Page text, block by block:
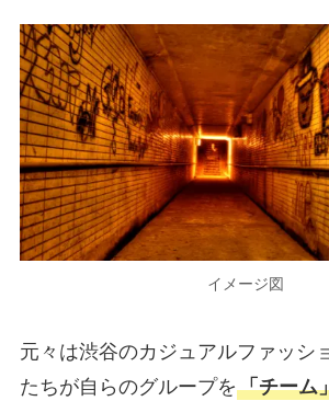
イメージ図
元々は渋谷のカジュアルファッシ
たちが自らのグループを「チーム